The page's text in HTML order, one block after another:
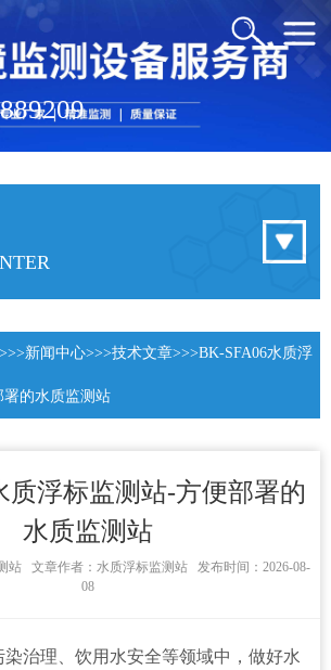
>>>新闻中心>>>技术文章>>>BK-SFA06水质浮
的水质监测站
质浮标监测站-方便部署的
水质监测站
站 文章作者：水质浮标监测站 发布时间：2026-08-
08
治理、饮用水安全等领域中，做好水